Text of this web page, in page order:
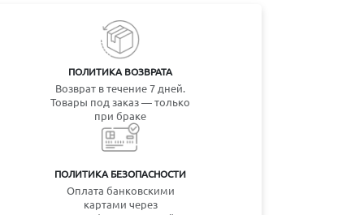
ПОЛИТИКА ВОЗВРАТА
Возврат в течение 7 дней.
Товары под заказ — только
при браке
ПОЛИТИКА БЕЗОПАСНОСТИ
Оплата банковскими
картами через